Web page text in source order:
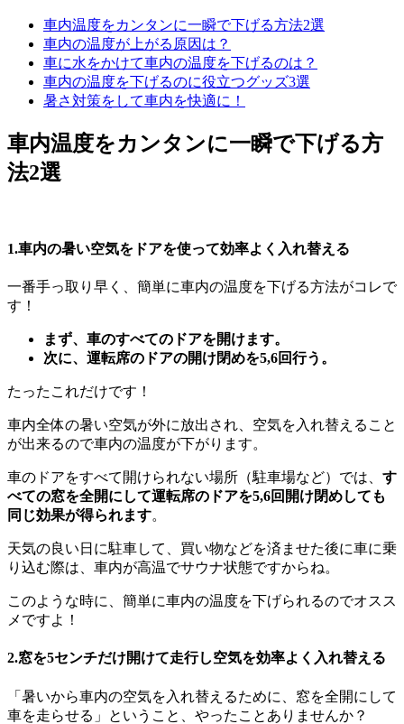
車内温度をカンタンに一瞬で下げる方法2選
車内の温度が上がる原因は？
車に水をかけて車内の温度を下げるのは？
車内の温度を下げるのに役立つグッズ3選
暑さ対策をして車内を快適に！
車内温度をカンタンに一瞬で下げる方
法2選
1.車内の暑い空気をドアを使って効率よく入れ替える
一番手っ取り早く、簡単に車内の温度を下げる方法がコレで
す！
まず、車のすべてのドアを開けます。
次に、運転席のドアの開け閉めを5,6回行う。
たったこれだけです！
車内全体の暑い空気が外に放出され、空気を入れ替えること
が出来るので車内の温度が下がります。
車のドアをすべて開けられない場所（駐車場など）では、 す
べての窓を全開にして運転席のドアを5,6回開け閉めしても
同じ効果が得られます。
天気の良い日に駐車して、買い物などを済ませた後に車に乗
り込む際は、車内が高温でサウナ状態ですからね。
このような時に、簡単に車内の温度を下げられるのでオスス
メですよ！
2.窓を5センチだけ開けて走行し空気を効率よく入れ替える
「暑いから車内の空気を入れ替えるために、窓を全開にして
車を走らせる」ということ、やったことありませんか？